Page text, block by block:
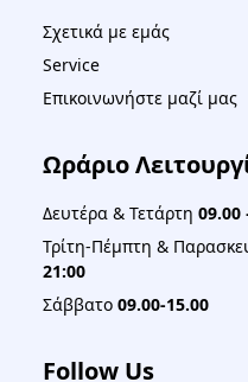
Σχετικά με εμάς
Service
Επικοινωνήστε μαζί μας
Ωράριο
Δευτέρα & Τετάρτη 09.00
Τρίτη-Πέμπτη &
21:00
Σάββατο 09.00-15.00
Follow Us